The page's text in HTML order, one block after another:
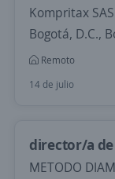
Kompritax SAS
Bogotá, D.C.,
Remoto
14 de julio
director/a
METODO